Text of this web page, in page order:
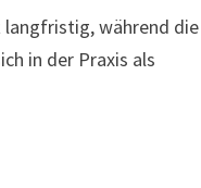
während die
in der Praxis als